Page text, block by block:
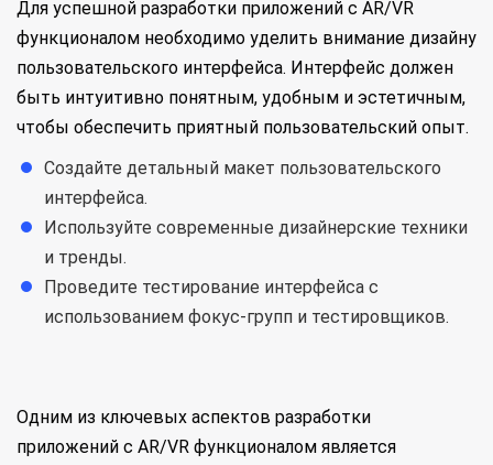
Для успешной разработки приложений с AR/VR
функционалом необходимо уделить внимание дизайну
пользовательского интерфейса. Интерфейс должен
быть интуитивно понятным, удобным и эстетичным,
чтобы обеспечить приятный пользовательский опыт.
Создайте детальный макет пользовательского
интерфейса.
Используйте современные дизайнерские техники
и тренды.
Проведите тестирование интерфейса с
использованием фокус-групп и тестировщиков.
Одним из ключевых аспектов разработки
приложений с AR/VR функционалом является